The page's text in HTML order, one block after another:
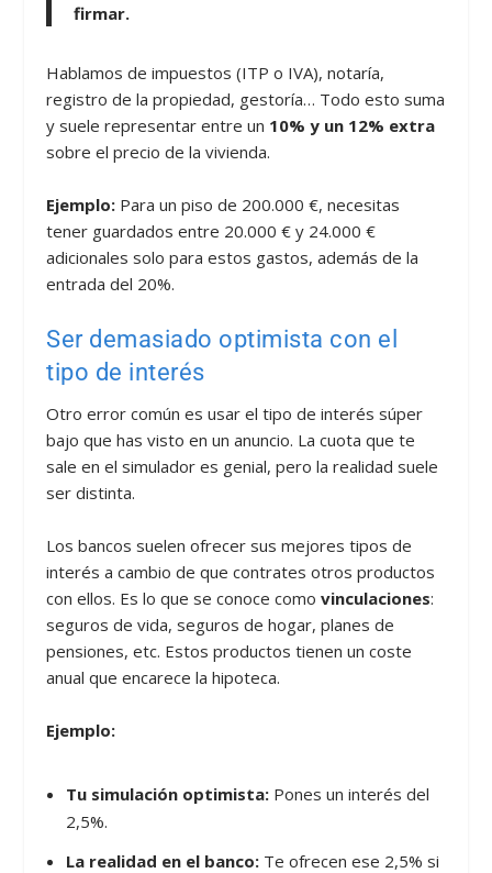
firmar.
Hablamos de impuestos (ITP o IVA), notaría,
registro de la propiedad, gestoría… Todo esto suma
y suele representar entre un 10% y un 12% extra
sobre el precio de la vivienda.
Ejemplo: Para un piso de 200.000 €, necesitas
tener guardados entre 20.000 € y 24.000 €
adicionales solo para estos gastos, además de la
entrada del 20%.
Ser demasiado optimista con el
tipo de interés
Otro error común es usar el tipo de interés súper
bajo que has visto en un anuncio. La cuota que te
sale en el simulador es genial, pero la realidad suele
ser distinta.
Los bancos suelen ofrecer sus mejores tipos de
interés a cambio de que contrates otros productos
con ellos. Es lo que se conoce comovinculaciones:
seguros de vida, seguros de hogar, planes de
pensiones, etc. Estos productos tienen un coste
anual que encarece la hipoteca.
Ejemplo:
Tu simulación optimista:Pones un interés del
2,5%.
La realidad en el banco:Te ofrecen ese 2,5% si